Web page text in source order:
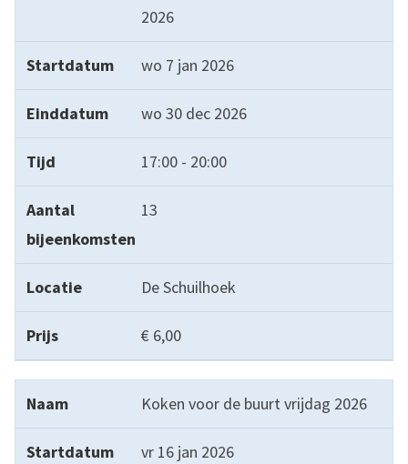
2026
wo 7 jan 2026
wo 30 dec 2026
17:00 - 20:00
13
De Schuilhoek
€ 6,00
Koken voor de buurt vrijdag 2026
vr 16 jan 2026